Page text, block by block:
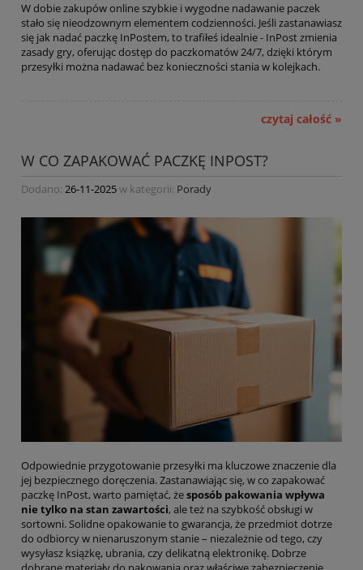
W dobie zakupów online szybkie i wygodne nadawanie paczek
stało się nieodzownym elementem codzienności. Jeśli zastanawiasz
się jak nadać paczkę InPostem, to trafiłeś idealnie - InPost zmienia
zasady gry, oferując dostęp do paczkomatów 24/7, dzięki którym
przesyłki można nadawać bez konieczności stania w kolejkach.
czytaj całość »
W CO ZAPAKOWAĆ PACZKĘ INPOST?
Dodano: 26-11-2025w kategorii: Porady
Odpowiednie przygotowanie przesyłki ma kluczowe znaczenie dla
jej bezpiecznego doręczenia. Zastanawiając się, w co zapakować
paczkę InPost, warto pamiętać, żesposób pakowania wpływa
nie tylko na stan zawartości, ale też na szybkość obsługi w
sortowni. Solidne opakowanie to gwarancja, że przedmiot dotrze
do odbiorcy w nienaruszonym stanie – niezależnie od tego, czy
wysyłasz książkę, ubrania, czy delikatną elektronikę. Dobrze